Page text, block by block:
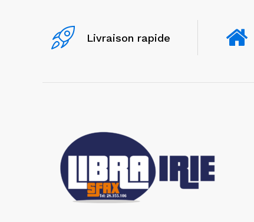
Livraison rapide